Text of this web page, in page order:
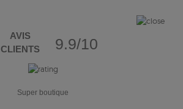
AVIS
CLIENTS
9.9/10
Super boutique